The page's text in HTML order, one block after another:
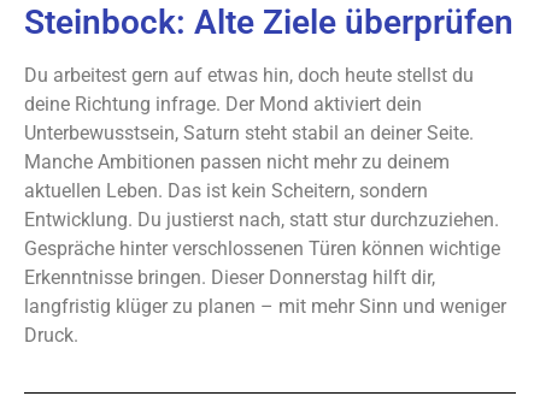
Steinbock: Alte Ziele überprüfen
Du arbeitest gern auf etwas hin, doch heute stellst du
deine Richtung infrage. Der Mond aktiviert dein
Unterbewusstsein, Saturn steht stabil an deiner Seite.
Manche Ambitionen passen nicht mehr zu deinem
aktuellen Leben. Das ist kein Scheitern, sondern
Entwicklung. Du justierst nach, statt stur durchzuziehen.
Gespräche hinter verschlossenen Türen können wichtige
Erkenntnisse bringen. Dieser Donnerstag hilft dir,
langfristig klüger zu planen – mit mehr Sinn und weniger
Druck.